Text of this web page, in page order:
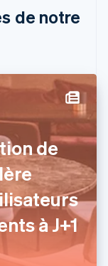
de notre
de
à J+1